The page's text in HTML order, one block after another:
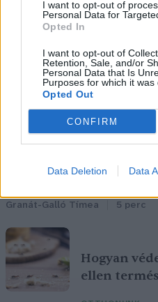
I want to opt-out of
Personal Data for
Opted In
I want to opt-out of
Retention, Sale, and/or
Personal Data that Is
Purposes for which it was
Opted Out
CONFIRM
Data Deletion Data
Negatív vízállások,
miképp
Granát-Galló Tímea 5 perc
Hogyan
ellen